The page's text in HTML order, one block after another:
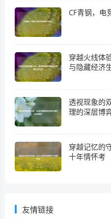
CF青钢，电
穿越火线体
与隐藏经济
透视现象的
理的深层博
穿越记忆的
十年情怀考
友情链接